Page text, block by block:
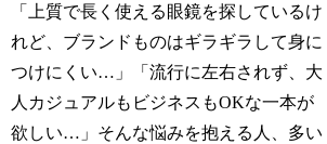
「上質で長く使える眼鏡を探しているけ
れど、ブランドものはギラギラして身に
つけにくい…」「流行に左右されず、大
人カジュアルもビジネスもOKな一本が
欲しい…」そんな悩みを抱える人、多い